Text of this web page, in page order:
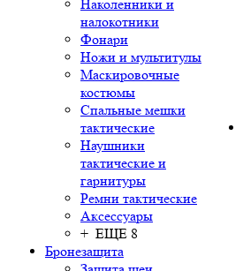
Наколенники и
налокотники
Фонари
Ножи и мультитулы
Маскировочные
костюмы
Спальные мешки
тактические
Наушники
тактические и
гарнитуры
Ремни тактические
Аксессуары
+ ЕЩЕ 8
Бронезащита